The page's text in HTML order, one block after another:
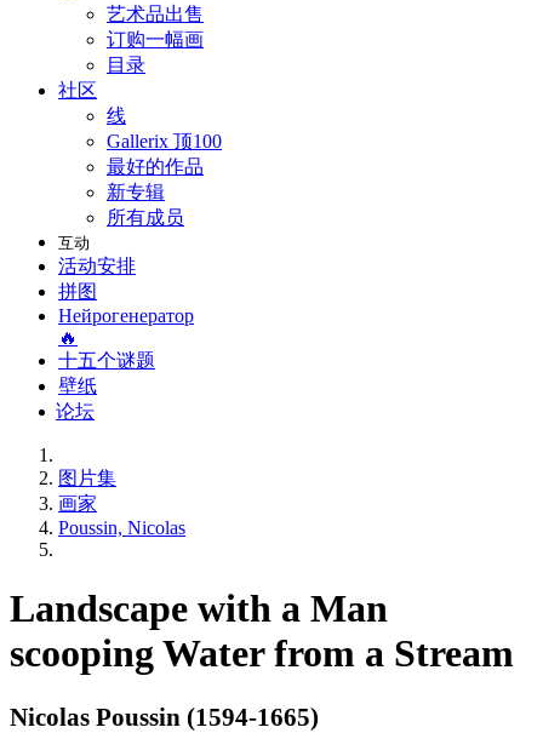
艺术品出售
订购一幅画
目录
社区
线
Gallerix 顶100
最好的作品
新专辑
所有成员
互动
活动安排
拼图
Нейрогенератор
🔥
十五个谜题
壁纸
论坛
图片集
画家
Poussin, Nicolas
Landscape with a Man
scooping Water from a Stream
Nicolas Poussin (1594-1665)